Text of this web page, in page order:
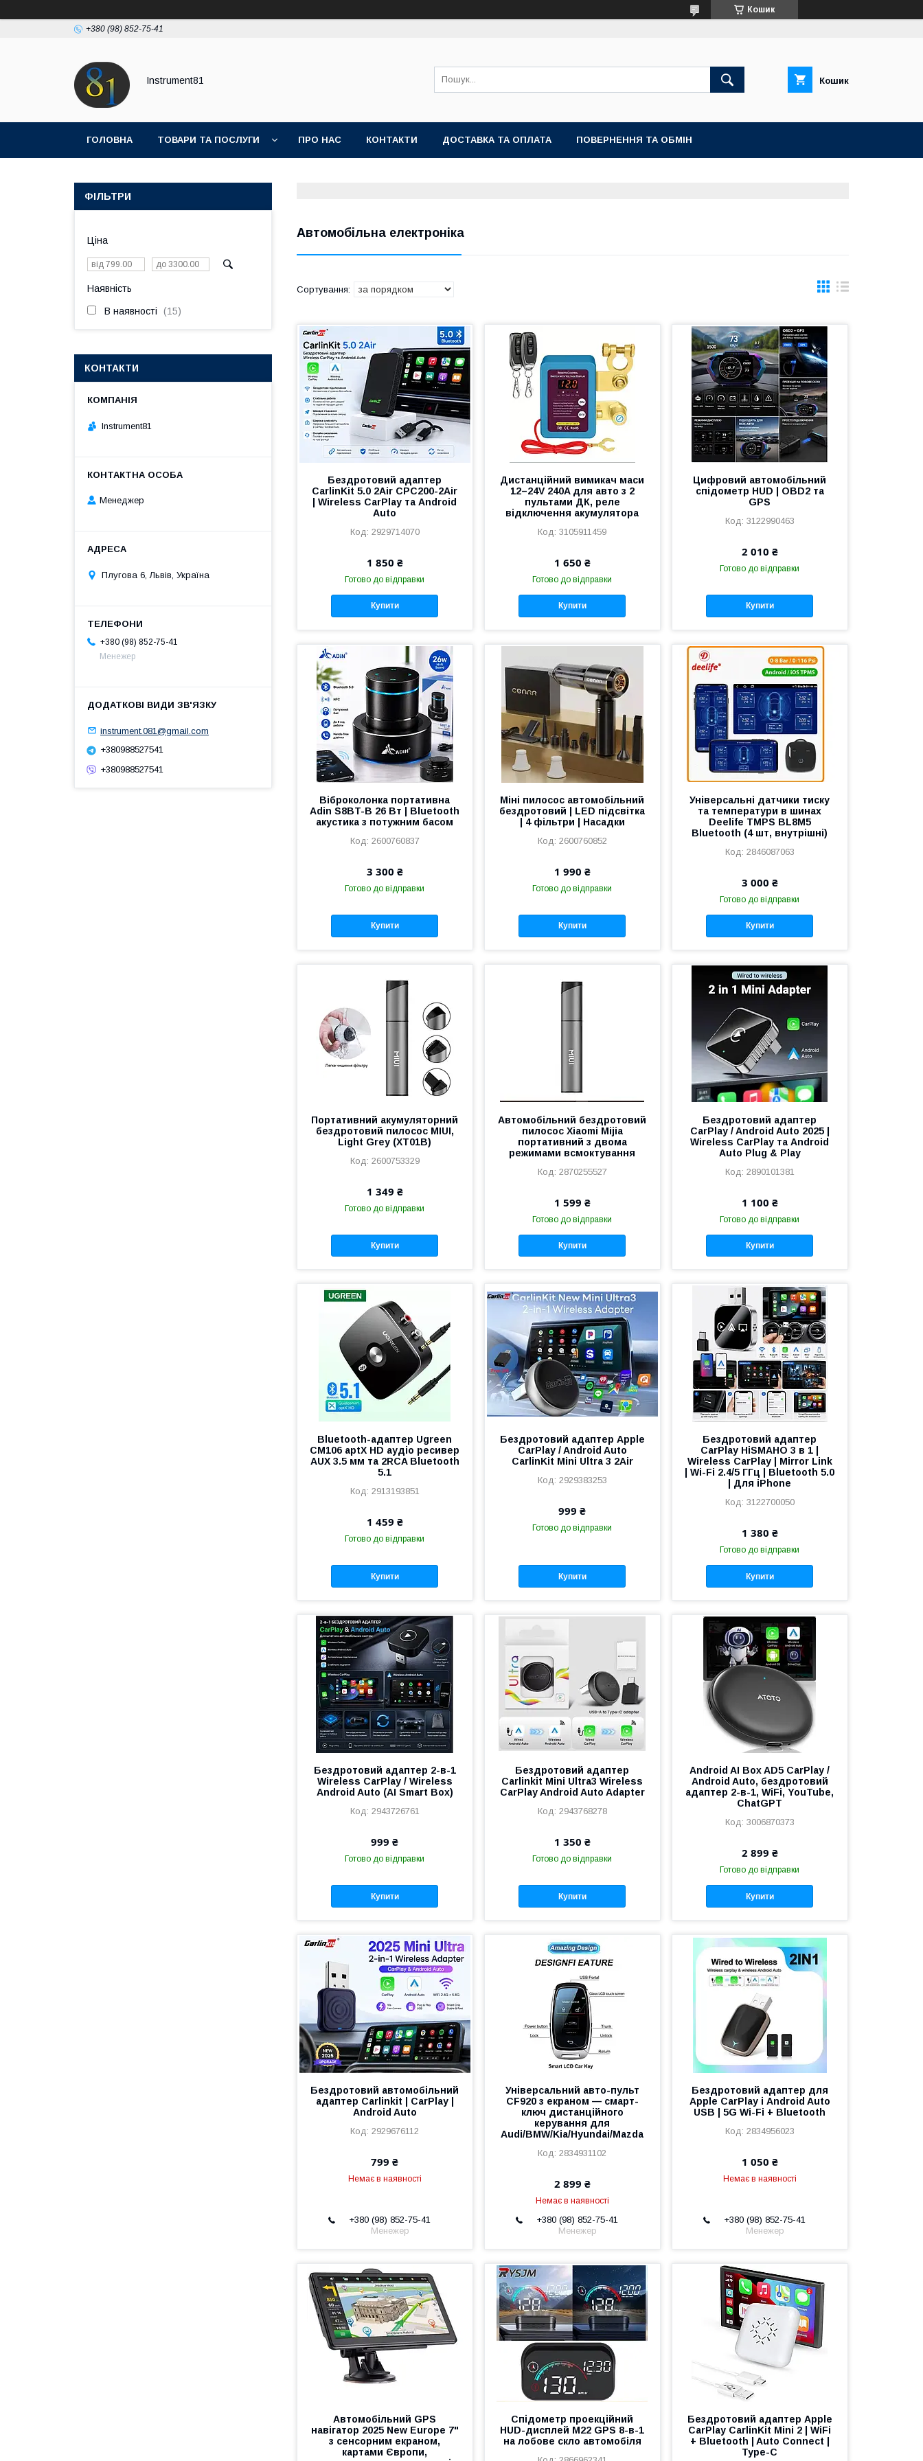
Кошик
+380 (98) 852-75-41
Instrument81 Кошик
ГОЛОВНА ТОВАРИ ТА ПОСЛУГИ ПРО НАС КОНТАКТИ ДОСТАВКА ТА ОПЛАТА ПОВЕРНЕННЯ ТА ОБМІН
Автомобільна електроніка
Бездротовий адаптер
CarlinKit 5.0 2Air CPC200-2Air
| Wireless CarPlay та Android
Auto
2929714070
1 850 ₴
Готово до відправки
Купити
Дистанційний вимикач маси
12–24V 240A для авто з 2
пультами ДК, реле
відключення акумулятора
3105911459
1 650 ₴
Готово до відправки
Купити
Цифровий автомобільний
спідометр HUD | OBD2 та
GPS
3122990463
2 010 ₴
Готово до відправки
Купити
Віброколонка портативна
Adin S8BT-B 26 Вт | Bluetooth
акустика з потужним басом
2600760837
3 300 ₴
Готово до відправки
Купити
Міні пилосос автомобільний
бездротовий | LED підсвітка
| 4 фільтри | Насадки
2600760852
1 990 ₴
Готово до відправки
Купити
Універсальні датчики тиску
та температури в шинах
Deelife TMPS BL8M5
Bluetooth (4 шт, внутрішні)
2846087063
3 000 ₴
Готово до відправки
Купити
Портативний акумуляторний
бездротовий пилосос MIUI,
Light Grey (XT01B)
2600753329
1 349 ₴
Готово до відправки
Купити
Автомобільний бездротовий
пилосос Xiaomi Mijia
портативний з двома
режимами всмоктування
2870255527
1 599 ₴
Готово до відправки
Купити
Бездротовий адаптер
CarPlay / Android Auto 2025 |
Wireless CarPlay та Android
Auto Plug & Play
2890101381
1 100 ₴
Готово до відправки
Купити
Bluetooth-адаптер Ugreen
CM106 aptX HD аудіо ресивер
AUX 3.5 мм та 2RCA Bluetooth
5.1
2913193851
1 459 ₴
Готово до відправки
Купити
Бездротовий адаптер Apple
CarPlay / Android Auto
CarlinKit Mini Ultra 3 2Air
2929383253
999 ₴
Готово до відправки
Купити
Бездротовий адаптер
CarPlay HiSMAHO 3 в 1 |
Wireless CarPlay | Mirror Link
| Wi-Fi 2.4/5 ГГц | Bluetooth 5.0
| Для iPhone
3122700050
1 380 ₴
Готово до відправки
Купити
Бездротовий адаптер 2-в-1
Wireless CarPlay / Wireless
Android Auto (AI Smart Box)
2943726761
999 ₴
Готово до відправки
Купити
Бездротовий адаптер
Carlinkit Mini Ultra3 Wireless
CarPlay Android Auto Adapter
2943768278
1 350 ₴
Готово до відправки
Купити
Android AI Box AD5 CarPlay /
Android Auto, бездротовий
адаптер 2-в-1, WiFi, YouTube,
ChatGPT
3006870373
2 899 ₴
Готово до відправки
Купити
Бездротовий автомобільний
адаптер Carlinkit | CarPlay |
Android Auto
2929676112
799 ₴
Немає в наявності
+380 (98) 852-75-41
Менежер
Універсальний авто-пульт
CF920 з екраном — смарт-
ключ дистанційного
керування для
Audi/BMW/Kia/Hyundai/Mazda
2834931102
2 899 ₴
Немає в наявності
+380 (98) 852-75-41
Менежер
Бездротовий адаптер для
Apple CarPlay і Android Auto
USB | 5G Wi-Fi + Bluetooth
2834956023
1 050 ₴
Немає в наявності
+380 (98) 852-75-41
Менежер
Автомобільний GPS
навігатор 2025 New Europe 7"
з сенсорним екраном,
картами Європи,
Спідометр проекційний
HUD-дисплей M22 GPS 8-в-1
на лобове скло автомобіля
Бездротовий адаптер Apple
CarPlay CarlinKit Mini 2 | WiFi
+ Bluetooth | Auto Connect |
Type-C
ФІЛЬТРИ
Ціна
Наявність
В наявності 15
КОНТАКТИ
Instrument81
Менеджер
Плугова 6, Львів, Україна
+380 (98) 852-75-41
Менежер
instrument.081@gmail.com
+380988527541
+380988527541